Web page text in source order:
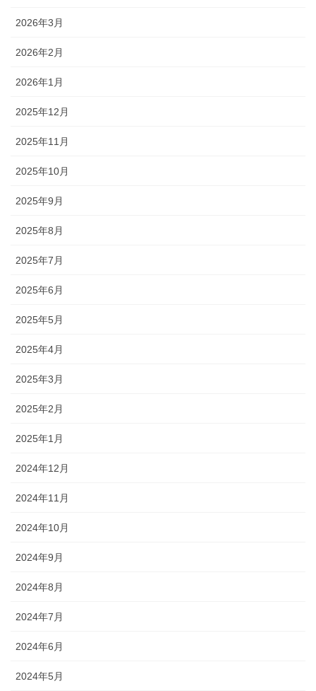
2026年3月
2026年2月
2026年1月
2025年12月
2025年11月
2025年10月
2025年9月
2025年8月
2025年7月
2025年6月
2025年5月
2025年4月
2025年3月
2025年2月
2025年1月
2024年12月
2024年11月
2024年10月
2024年9月
2024年8月
2024年7月
2024年6月
2024年5月